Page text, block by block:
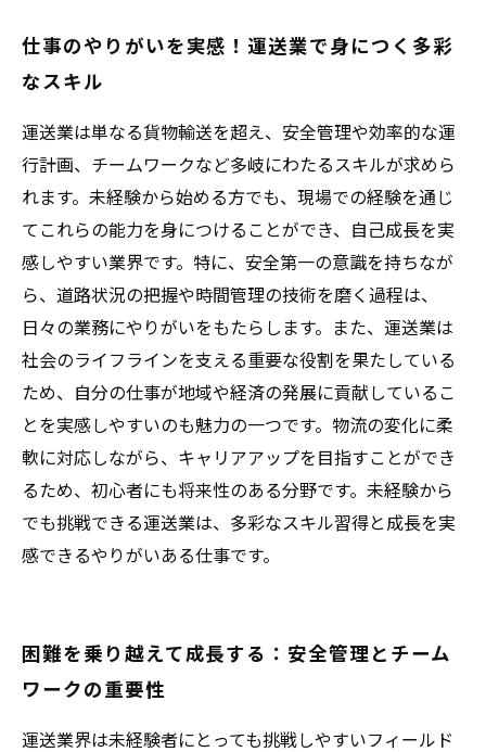
仕事のやりがいを実感！運送業で身につく多彩
なスキル
運送業は単なる貨物輸送を超え、安全管理や効率的な運
行計画、チームワークなど多岐にわたるスキルが求めら
れます。未経験から始める方でも、現場での経験を通じ
てこれらの能力を身につけることができ、自己成長を実
感しやすい業界です。特に、安全第一の意識を持ちなが
ら、道路状況の把握や時間管理の技術を磨く過程は、
日々の業務にやりがいをもたらします。また、運送業は
社会のライフラインを支える重要な役割を果たしている
ため、自分の仕事が地域や経済の発展に貢献しているこ
とを実感しやすいのも魅力の一つです。物流の変化に柔
軟に対応しながら、キャリアアップを目指すことができ
るため、初心者にも将来性のある分野です。未経験から
でも挑戦できる運送業は、多彩なスキル習得と成長を実
感できるやりがいある仕事です。
困難を乗り越えて成長する：安全管理とチーム
ワークの重要性
運送業界は未経験者にとっても挑戦しやすいフィールド